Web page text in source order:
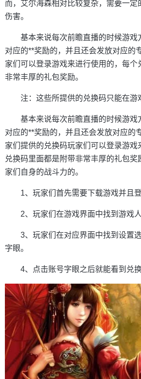
而，艾尔海森相对比较复杂，需要一定
伤害。
基本来说每次前瞻直播的时候游戏
对应的**奖励的，并且还会发放对应的
家们可以登录游戏来进行使用的，每个
非常丰厚的礼包奖励。
注：这些所提供的兑换码只能在游
基本来说每次前瞻直播的时候游戏
对应的**奖励的，并且还会发放对应的
家们提供的兑换码玩家们可以登录游戏
兑换码里面都是附带非常丰厚的礼包奖
家们自身的战斗力的。
1、玩家们首先需要下载游戏并且登
2、玩家们在游戏界面中找到游戏
3、玩家们在对应界面中找到设置
字眼。
4、点击账号字眼之后就能看到兑